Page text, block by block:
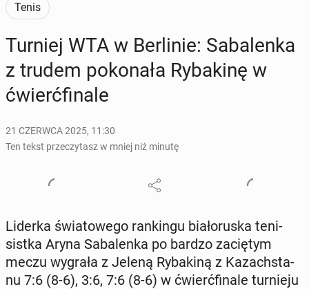
Tenis
Turniej WTA w Ber­li­nie: Sa­ba­len­ka
z trudem po­ko­na­ła Ry­ba­ki­nę w
ćwierć­fi­na­le
21 CZERWCA 2025, 11:30
Ten tekst przeczytasz w mniej niż minutę
Liderka świa­to­we­go ran­kin­gu bia­ło­ru­ska te­ni­
sist­ka Aryna Sa­ba­len­ka po bardzo za­cię­tym
meczu wygrała z Jeleną Ry­ba­ki­ną z Ka­zach­sta­
nu 7:6 (8-6), 3:6, 7:6 (8-6) w ćwierć­fi­na­le tur­nie­ju